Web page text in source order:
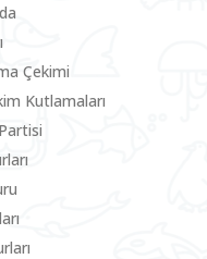
Çekimi
Kutlamaları